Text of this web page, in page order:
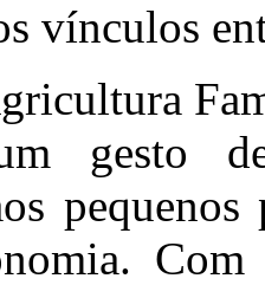
vínculos
gesto